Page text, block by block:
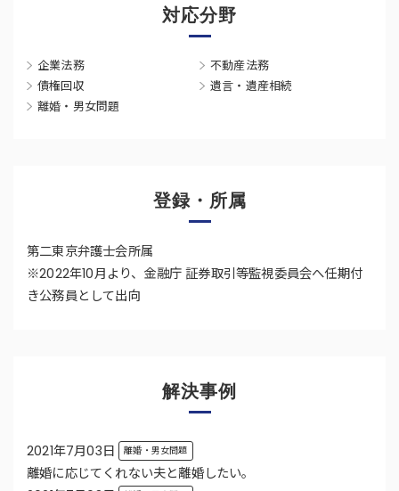
対応分野
企業法務
不動産法務
債権回収
遺言・遺産相続
離婚・男女問題
登録・所属
第二東京弁護士会所属
※2022年10月より、金融庁 証券取引等監視委員会へ任期付
き公務員として出向
解決事例
2021年7月03日 離婚・男女問題
離婚に応じてくれない夫と離婚したい。